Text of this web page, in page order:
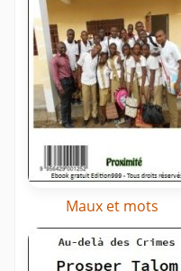
Maux et mots